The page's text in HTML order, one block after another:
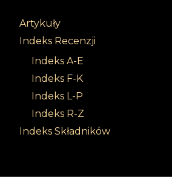
Artykuły
Indeks Recenzji
Indeks A-E
Indeks F-K
Indeks L-P
Indeks R-Z
Indeks Składników